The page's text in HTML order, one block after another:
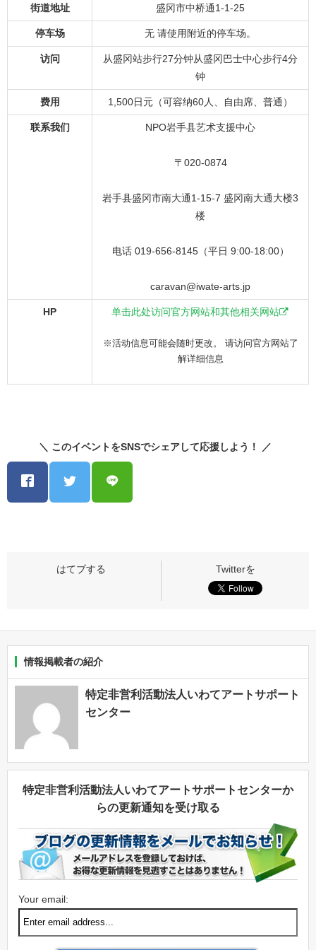
街道地址 盛冈市中桥通1-1-25
停车场 无 请使用附近的停车场。
访问
从盛冈站步行27分钟从盛冈巴士中心步行4分
钟
费用 1,500日元（可容纳60人、自由席、普通）
联系我们 NPO岩手县艺术支援中心
〒020-0874
岩手县盛冈市南大通1-15-7 盛冈南大通大楼3
楼
电话 019-656-8145（平日 9:00-18:00）
caravan@iwate-arts.jp
HP 单击此处访问官方网站和其他相关网站
※活动信息可能会随时更改。 请访问官方网站了
解详细信息
＼ このイベントをSNSでシェアして応援しよう！ ／
情報掲載者の紹介
特定非営利活動法人いわてアートサポート
センター
特定非営利活動法人いわてアートサポートセンターか
らの更新通知を受け取る
Your email: